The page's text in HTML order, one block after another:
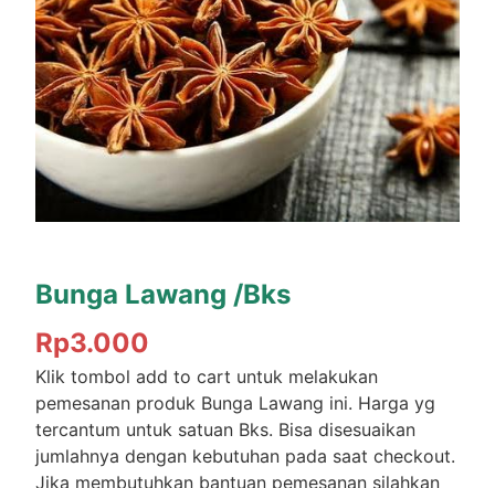
Bunga Lawang /Bks
Rp3.000
Klik tombol add to cart untuk melakukan
pemesanan produk Bunga Lawang ini. Harga yg
tercantum untuk satuan Bks. Bisa disesuaikan
jumlahnya dengan kebutuhan pada saat checkout.
Jika membutuhkan bantuan pemesanan silahkan